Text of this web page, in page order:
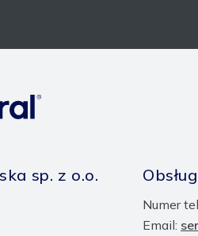
sp. z o.o.
Numer
Email: